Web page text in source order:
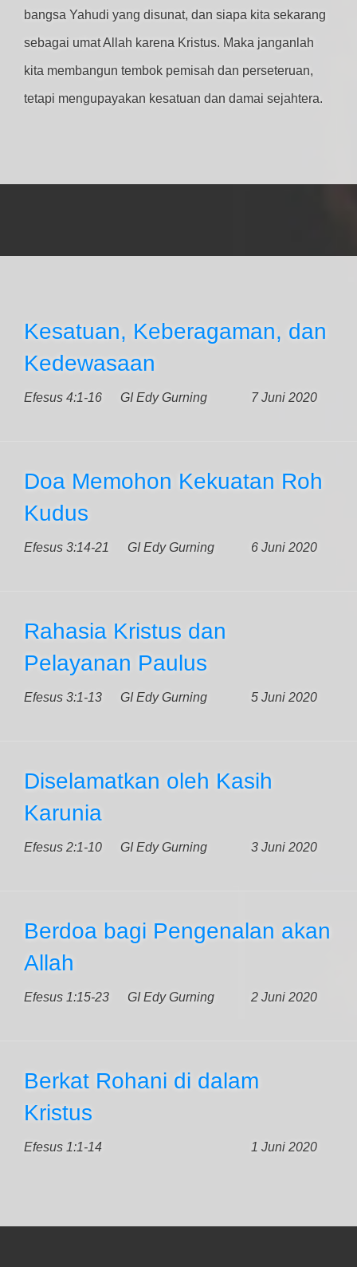
bangsa Yahudi yang disunat, dan siapa kita sekarang
sebagai umat Allah karena Kristus. Maka janganlah
kita membangun tembok pemisah dan perseteruan,
tetapi mengupayakan kesatuan dan damai sejahtera.
Kesatuan, Keberagaman, dan
Kedewasaan
Efesus 4:1-16 7 Juni 2020
GI Edy Gurning
Doa Memohon Kekuatan Roh
Kudus
Efesus 3:14-21 6 Juni 2020
GI Edy Gurning
Rahasia Kristus dan
Pelayanan Paulus
Efesus 3:1-13 5 Juni 2020
GI Edy Gurning
Diselamatkan oleh Kasih
Karunia
Efesus 2:1-10 3 Juni 2020
GI Edy Gurning
Berdoa bagi Pengenalan akan
Allah
Efesus 1:15-23 2 Juni 2020
GI Edy Gurning
Berkat Rohani di dalam
Kristus
Efesus 1:1-14 1 Juni 2020